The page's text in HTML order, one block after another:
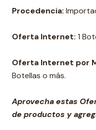
Procedencia:
Oferta Internet: 1
Oferta Internet por
Botellas o más.
Aprovecha estas
de productos y